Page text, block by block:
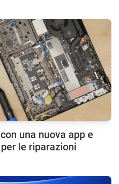
una nuova app e
le riparazioni